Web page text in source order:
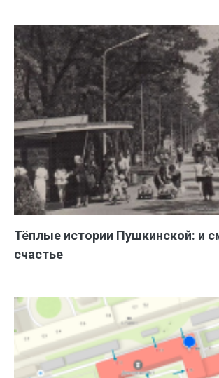
Тёплые истории Пушкинской: и
счастье